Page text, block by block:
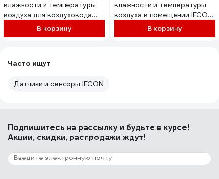
влажности и температуры
воздуха для воздуховода
IECON DHTS-XX0R100-C04-
В корзину
влажности и температуры
воздуха в помещении IECON
RHTS-XX0R100-C04-С
В корзину
Часто ищут
Датчики и сенсоры IECON
Подпишитесь на рассылкуи будьте в курсе!
Акции, скидки, распродажи ждут!